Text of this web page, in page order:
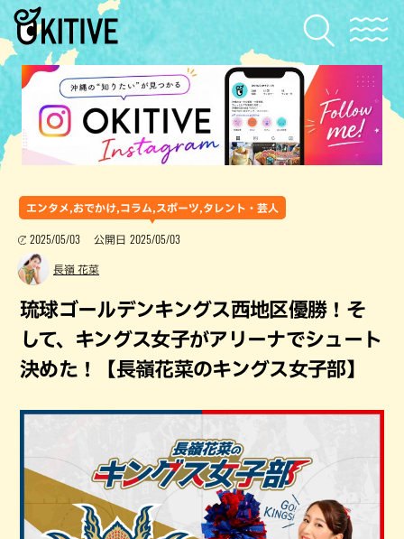
エンタメ,おでかけ,コラム,スポーツ,タレント・芸人
2025/05/03 公開日 2025/05/03
長嶺 花菜
琉球ゴールデンキングス西地区優勝！そ
して、キングス女子がアリーナでシュート
決めた！【長嶺花菜のキングス女子部】